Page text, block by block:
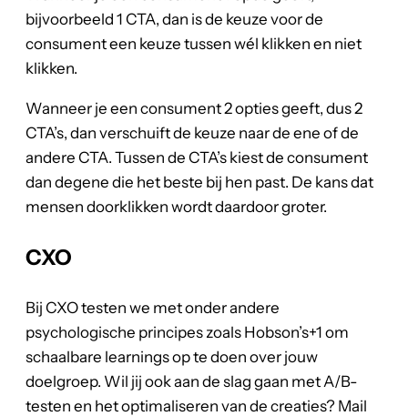
bijvoorbeeld 1 CTA, dan is de keuze voor de
consument een keuze tussen wél klikken en niet
klikken.
Wanneer je een consument 2 opties geeft, dus 2
CTA’s, dan verschuift de keuze naar de ene of de
andere CTA. Tussen de CTA’s kiest de consument
dan degene die het beste bij hen past. De kans dat
mensen doorklikken wordt daardoor groter.
CXO
Bij CXO testen we met onder andere
psychologische principes zoals Hobson’s+1 om
schaalbare learnings op te doen over jouw
doelgroep. Wil jij ook aan de slag gaan met A/B-
testen en het optimaliseren van de creaties? Mail